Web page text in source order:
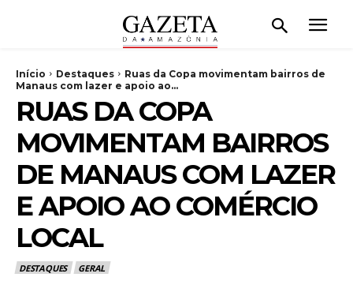
Início Destaques
Ruas da Copa movimentam bairros de
Manaus com lazer e apoio ao...
RUAS DA COPA
MOVIMENTAM BAIRROS
DE MANAUS COM LAZER
E APOIO AO COMÉRCIO
LOCAL
DESTAQUES GERAL